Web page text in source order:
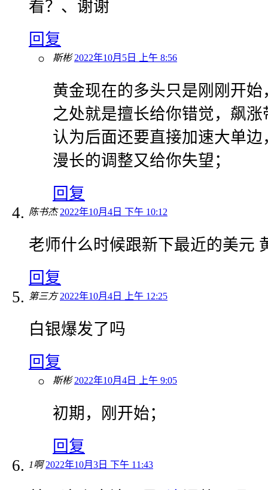
看？、谢谢
回复
斯彬 2022年10月5日 上午 8:56
黄金现在的多头只是刚刚开
之处就是擅长给你错觉，飙
认为后面还要直接加速大单
漫长的调整又给你失望；
回复
陈书杰 2022年10月4日 下午 10:12
老师什么时候跟新下最近的美元
回复
第三方 2022年10月4日 上午 12:25
白银爆发了吗
回复
斯彬 2022年10月4日 上午 9:05
初期，刚开始；
回复
1啊 2022年10月3日 下午 11:43